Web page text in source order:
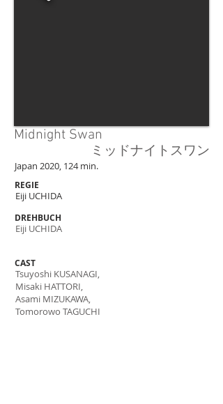
Midnight Swan
ミッドナイトスワン
Japan 2020, 124 min.
REGIE
DREHBUCH
CAST
Eiji UCHIDA
Eiji UCHIDA
Tsuyoshi KUSANAGI,
Misaki HATTORI,
Asami MIZUKAWA,
Tomorowo TAGUCHI